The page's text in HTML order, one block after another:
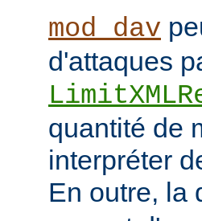
mod_dav
d'attaques
quantité de
interpréter
En outre, la